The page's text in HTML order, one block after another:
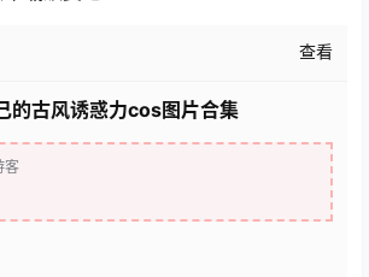
查看
的古风诱惑力cos图片合集
客